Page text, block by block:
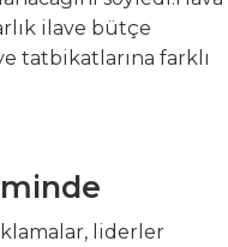
ilave bütçe
tatbikatlarına farklı
liderler